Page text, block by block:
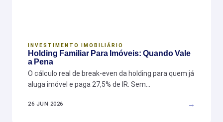
INVESTIMENTO IMOBILIÁRIO
Holding Familiar Para Imóveis: Quando Vale
a Pena
O cálculo real de break-even da holding para quem já
aluga imóvel e paga 27,5% de IR. Sem…
26 JUN 2026 →